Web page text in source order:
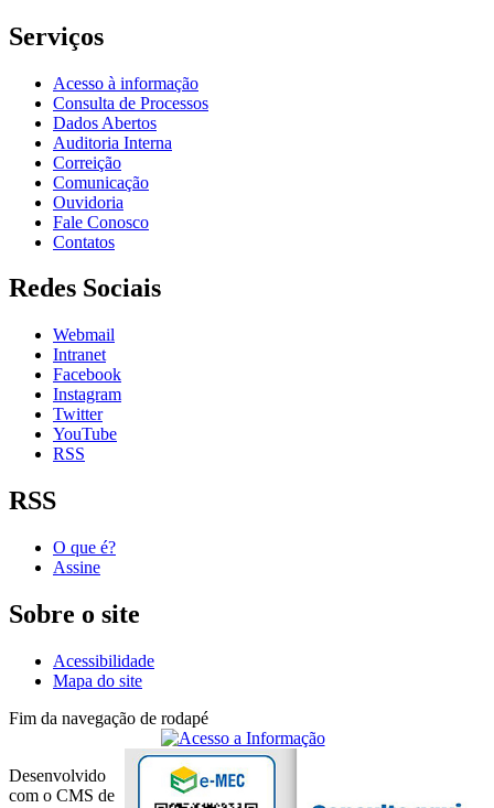
Serviços
Acesso à informação
Consulta de Processos
Dados Abertos
Auditoria Interna
Correição
Comunicação
Ouvidoria
Fale Conosco
Contatos
Redes Sociais
Webmail
Intranet
Facebook
Instagram
Twitter
YouTube
RSS
RSS
O que é?
Assine
Sobre o site
Acessibilidade
Mapa do site
Fim da navegação de rodapé
Desenvolvido
com o CMS de